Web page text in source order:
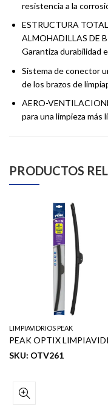
resistencia a la
ESTRUCTURA
ALMOHADILLAS DE
Garantiza durabilidad
Sistema de conector
de los brazos de
AERO-
para una limpieza más
PRODUCTOS
LIMPIAVIDRIOS PEAK
SKU: OTV261